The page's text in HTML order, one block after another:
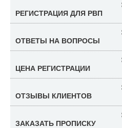
РЕГИСТРАЦИЯ ДЛЯ РВП
ОТВЕТЫ НА ВОПРОСЫ
ЦЕНА РЕГИСТРАЦИИ
ОТЗЫВЫ КЛИЕНТОВ
ЗАКАЗАТЬ ПРОПИСКУ